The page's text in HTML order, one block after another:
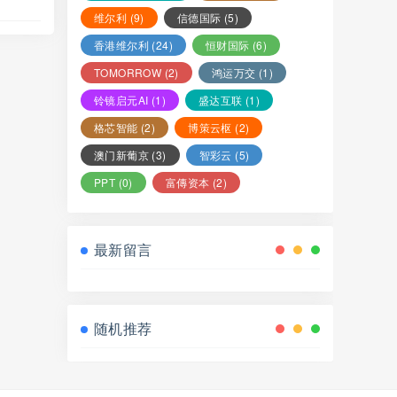
维尔利 (9) 信德国际 (5)
香港维尔利 (24) 恒财国际 (6)
TOMORROW (2) 鸿运万交 (1)
铃镜启元AI (1) 盛达互联 (1)
格芯智能 (2) 博策云枢 (2)
澳门新葡京 (3) 智彩云 (5)
PPT (0) 富傳资本 (2)
最新留言
随机推荐